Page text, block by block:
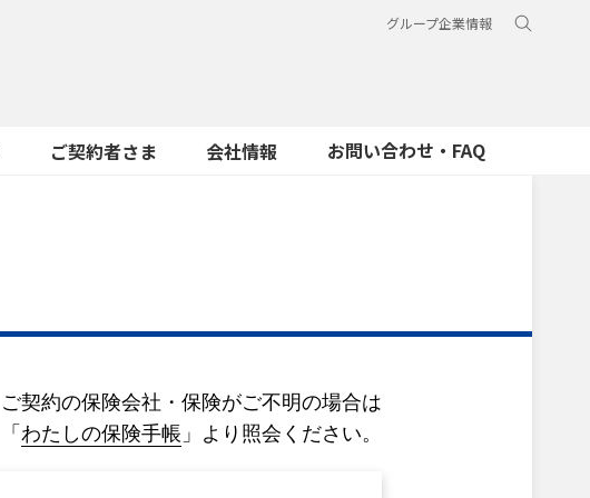
グループ企業情報
ご契約者さま 会社情報 お問い合わせ・FAQ
ご契約の保険会社・保険がご不明の場合は
「 わたしの保険手帳 」より照会ください。